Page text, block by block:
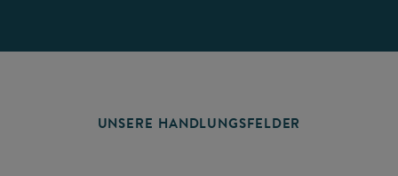
UNSERE HANDLUNGSFELDER